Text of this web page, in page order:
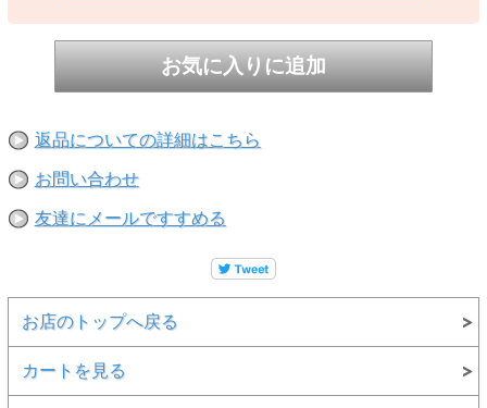
返品についての詳細はこちら
お問い合わせ
友達にメールですすめる
お店のトップへ戻る
カートを見る